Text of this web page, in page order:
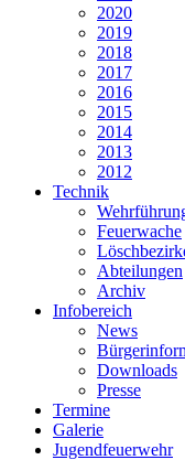
2020
2019
2018
2017
2016
2015
2014
2013
2012
Technik
Feuerwache
Abteilungen
Archiv
Infobereich
News
Downloads
Presse
Termine
Galerie
Jugendfeuerwehr